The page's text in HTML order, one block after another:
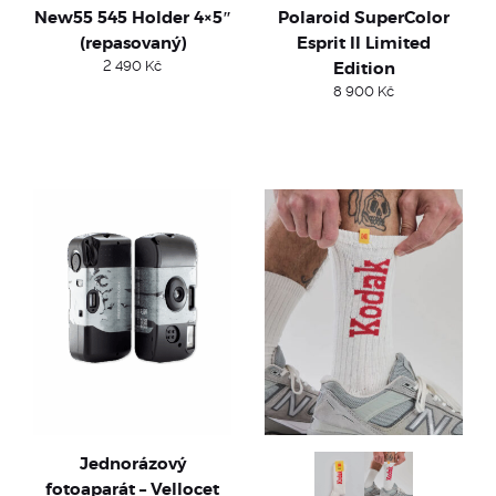
New55 545 Holder 4×5″
(repasovaný)
2 490 Kč
Polaroid SuperColor
Esprit II Limited
Edition
8 900 Kč
Jednorázový
fotoaparát – Vellocet